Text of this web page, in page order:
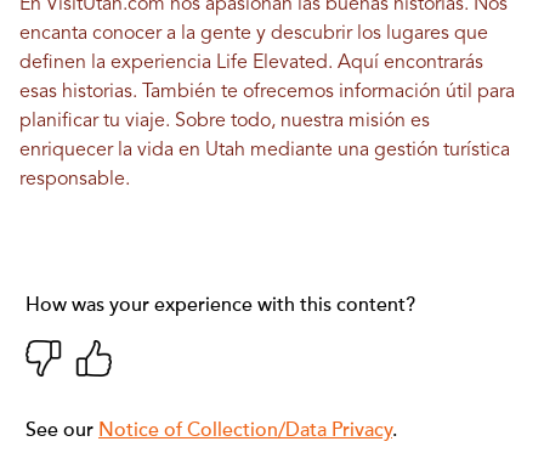
En VisitUtah.com nos apasionan las buenas historias. Nos
encanta conocer a la gente y descubrir los lugares que
definen la experiencia Life Elevated. Aquí encontrarás
esas historias. También te ofrecemos información útil para
planificar tu viaje. Sobre todo, nuestra misión es
enriquecer la vida en Utah mediante una gestión turística
responsable.